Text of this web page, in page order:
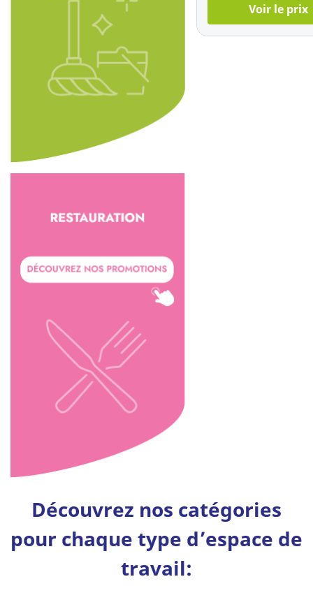
Voir le prix
Découvrez nos catégories
pour chaque type d’espace de
travail: